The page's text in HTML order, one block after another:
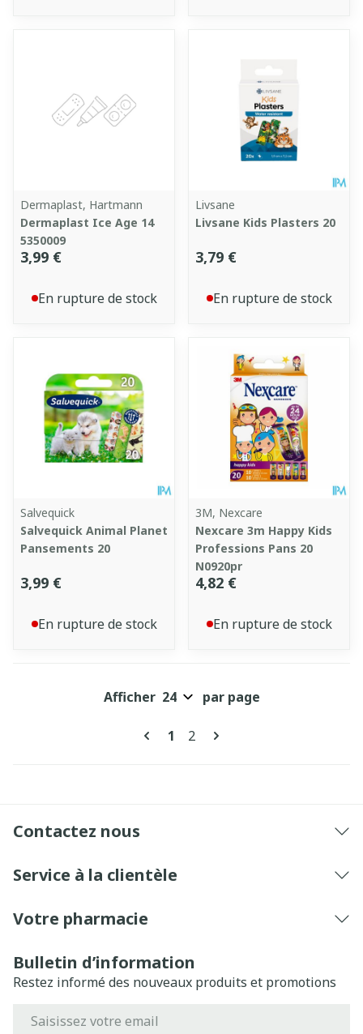
Dermaplast, Hartmann
Dermaplast Ice Age 14
5350009
3,99 €
En rupture de stock
Livsane
Livsane Kids Plasters 20
3,79 €
En rupture de stock
Salvequick
Salvequick Animal Planet
Pansements 20
3,99 €
En rupture de stock
3M, Nexcare
Nexcare 3m Happy Kids
Professions Pans 20
N0920pr
4,82 €
En rupture de stock
Pages
Vous lisez actuellement la
1 Page
2
Afficher par page
Contactez nous
Service à la clientèle
Votre pharmacie
Bulletin d’information
Restez informé des nouveaux produits et promotions